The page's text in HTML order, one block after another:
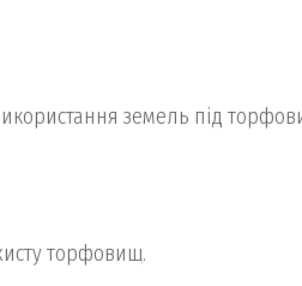
земель під
торфовищ.